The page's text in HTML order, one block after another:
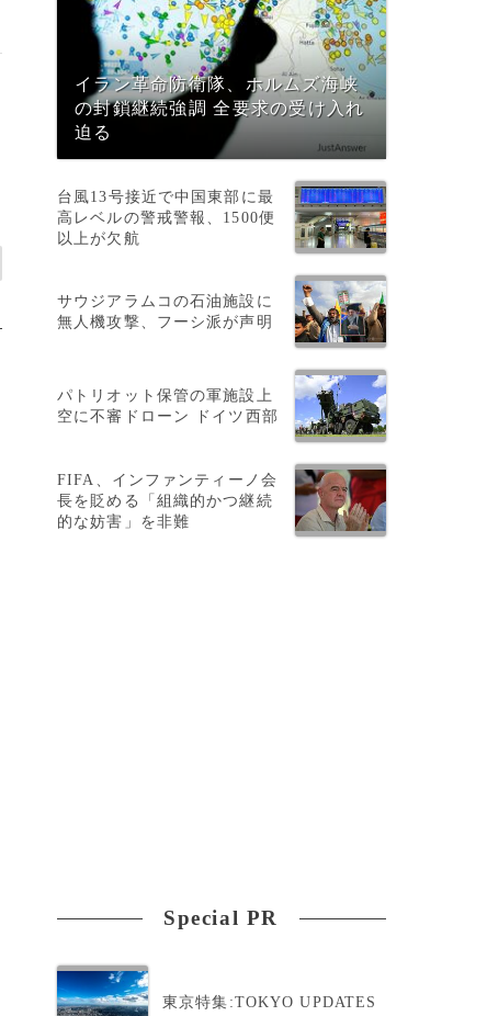
イラン革命防衛隊、ホルムズ海峡
の封鎖継続強調 全要求の受け入れ
迫る
台風13号接近で中国東部に最
高レベルの警戒警報、1500便
以上が欠航
サウジアラムコの石油施設に
無人機攻撃、フーシ派が声明
パトリオット保管の軍施設上
空に不審ドローン ドイツ西部
FIFA、インファンティーノ会
長を貶める「組織的かつ継続
的な妨害」を非難
Special PR
東京特集:TOKYO UPDATES